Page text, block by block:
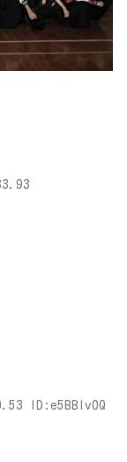
ID:e5BBIv0Q